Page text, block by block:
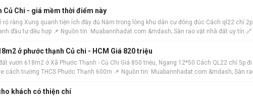
Củ Chi - giá mềm thời điểm này
rỏ ràng Xung quanh tiện ích đầy đủ Nằm trong lòng khu dân cư đông đúc Cách ql22 chỉ
đầu tư đều hợp 📌 Nguồn tin: Muabannhadat.com &mdash; Sàn rao vặt nhà đất uy tín 🔗
ở phước thạnh Củ chi - HCM Giá 820 triệu
vườn 618m2 ở Xã Phước Thạnh - Củ Chi Giá 850 triệu, Ngang 12*50 Cách QL22 chỉ 5p đi
cách trường THCS Phước Thạnh 600m 📌 Nguồn tin: Muabannhadat.com &mdash; Sàn
khách có thiện chí